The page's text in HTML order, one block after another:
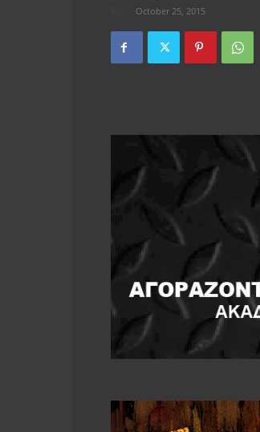
October 25, 2015